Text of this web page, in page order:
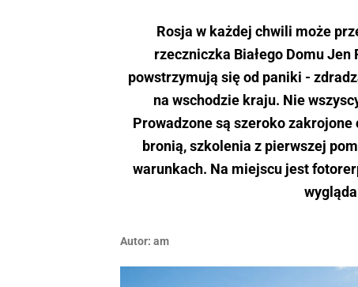
Rosja w każdej chwili może
rzeczniczka Białego Domu
powstrzymują się od paniki -
na wschodzie kraju. Nie
Prowadzone są szeroko
bronią, szkolenia z pierwszej
warunkach. Na miejscu jest
Autor: am